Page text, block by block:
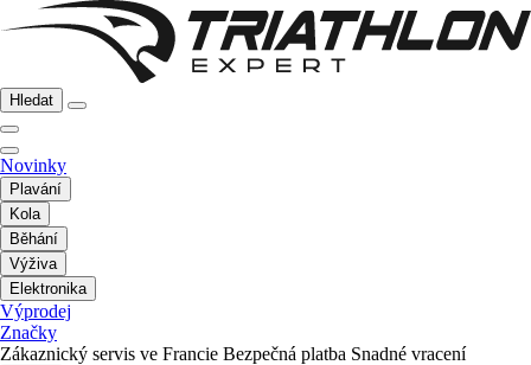
Hledat
Novinky
Plavání
Kola
Běhání
Výživa
Elektronika
Výprodej
Značky
Zákaznický servis ve Francie Bezpečná platba Snadné vracení